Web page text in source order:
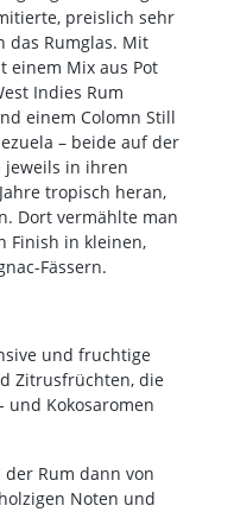
preislich sehr
das Rumglas. Mit
einem Mix aus Pot
Indies Rum
einem Colomn Still
– beide auf der
jeweils in ihren
tropisch heran,
Dort vermählte man
Finish in kleinen,
Fässern.
und fruchtige
Zitrusfrüchten, die
und Kokosaromen
der Rum dann von
Noten und